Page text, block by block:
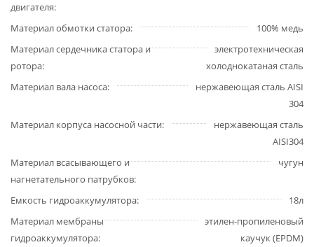
двигателя
Материал обмотки статора
100% медь
Материал сердечника статора и
ротора
электротехническая
холоднокатаная сталь
Материал вала насоса
нержавеющая сталь AISI
304
Материал корпуса насосной части
нержавеющая сталь
AISI304
Материал всасывающего и
нагнетательного патрубков
чугун
Емкость гидроаккумулятора
18л
Материал мембраны
гидроаккумулятора
этилен-пропиленовый
каучук (EPDM)